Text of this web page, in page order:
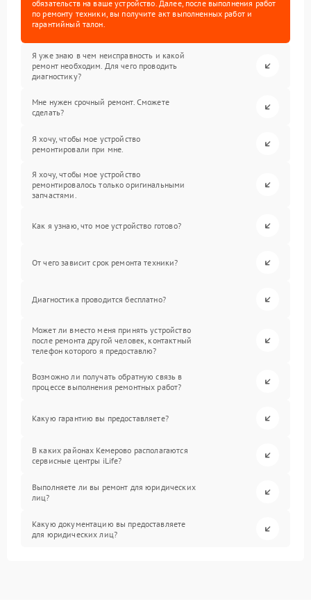
обязательств на ваше устройство. Далее, после выполнения работ
по ремонту техники, вы получите акт выполненных работ и
гарантийный талон.
Я уже знаю в чем неисправность и какой
ремонт необходим. Для чего проводить
диагностику?
Мне нужен срочный ремонт. Сможете
сделать?
Я хочу, чтобы мое устройство
ремонтировали при мне.
Я хочу, чтобы мое устройство
ремонтировалось только оригинальными
запчастями.
Как я узнаю, что мое устройство готово?
От чего зависит срок ремонта техники?
Диагностика проводится бесплатно?
Может ли вместо меня принять устройство
после ремонта другой человек, контактный
телефон которого я предоставлю?
Возможно ли получать обратную связь в
процессе выполнения ремонтных работ?
Какую гарантию вы предоставляете?
В каких районах Кемерово располагаются
сервисные центры iLife?
Выполняете ли вы ремонт для юридических
лиц?
Какую документацию вы предоставляете
для юридических лиц?